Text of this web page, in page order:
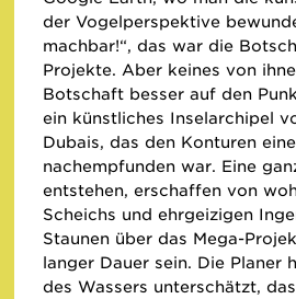
der Vogelperspektive
machbar!“, das war die
Projekte. Aber keines von
Botschaft besser auf den
ein künstliches Inselarchipel
Dubais, das den Konturen
nachempfunden war. Eine
entstehen, erschaffen von
Scheichs und ehrgeizigen
Staunen über das Mega-
langer Dauer sein. Die Planer
des Wassers unterschätzt,